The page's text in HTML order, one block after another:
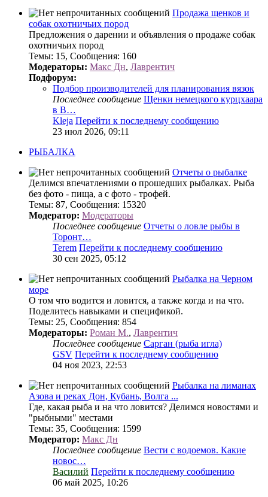
Продажа щенков и
собак охотничьих пород
Предложения о дарении и объявления о продаже собак
охотничьих пород
Темы: 15, Сообщения: 160
Модераторы: Макс Дн, Лаврентич
Подфорум:
Подбор производителей для планирования вязок
Последнее сообщение Щенки немецкого курцхаара
в В…
Kleja Перейти к последнему сообщению
23 июл 2026, 09:11
РЫБАЛКА
Отчеты о рыбалке
Делимся впечатлениями о прошедших рыбалках. Рыба
без фото - пища, а с фото - трофей.
Темы: 87, Сообщения: 15320
Модератор: Модераторы
Последнее сообщение Отчеты о ловле рыбы в
Торонт…
Terem Перейти к последнему сообщению
30 сен 2025, 05:12
Рыбалка на Черном
море
О том что водится и ловится, а также когда и на что.
Поделитесь навыками и спецификой.
Темы: 25, Сообщения: 854
Модераторы: Роман М., Лаврентич
Последнее сообщение Сарган (рыба игла)
GSV Перейти к последнему сообщению
04 ноя 2023, 22:53
Рыбалка на лиманах
Азова и реках Дон, Кубань, Волга ...
Где, какая рыба и на что ловится? Делимся новостями и
"рыбными" местами
Темы: 35, Сообщения: 1599
Модератор: Макс Дн
Последнее сообщение Вести с водоемов. Какие
новос…
Василий Перейти к последнему сообщению
06 май 2025, 10:26